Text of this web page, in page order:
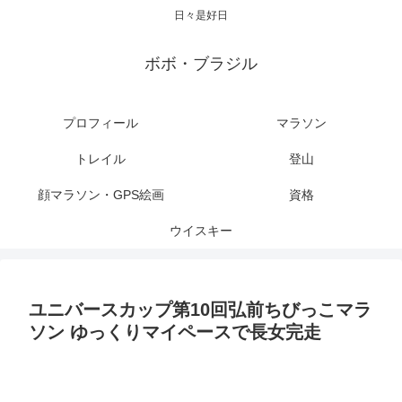
日々是好日
ボボ・ブラジル
プロフィール マラソン
トレイル 登山
顔マラソン・GPS絵画 資格
ウイスキー
ユニバースカップ第10回弘前ちびっこマラ
ソン ゆっくりマイペースで長女完走